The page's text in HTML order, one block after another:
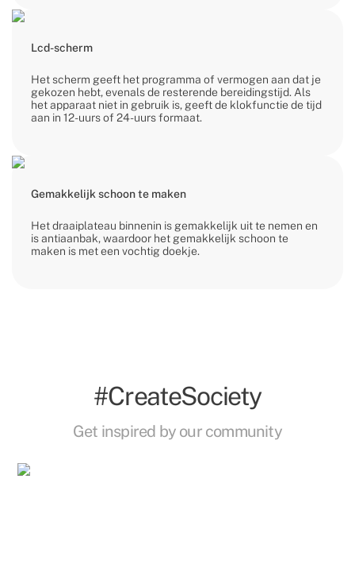
Lcd-scherm
Het scherm geeft het programma of vermogen aan dat je
gekozen hebt, evenals de resterende bereidingstijd. Als
het apparaat niet in gebruik is, geeft de klokfunctie de tijd
aan in 12-uurs of 24-uurs formaat.
Gemakkelijk schoon te maken
Het draaiplateau binnenin is gemakkelijk uit te nemen en
is antiaanbak, waardoor het gemakkelijk schoon te
maken is met een vochtig doekje.
#CreateSociety
Get inspired by our community